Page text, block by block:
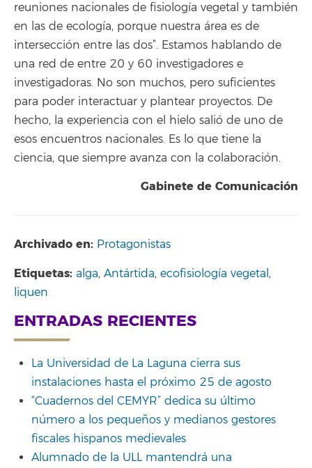
reuniones nacionales de fisiología vegetal y también
en las de ecología, porque nuestra área es de
intersección entre las dos”. Estamos hablando de
una red de entre 20 y 60 investigadores e
investigadoras. No son muchos, pero suficientes
para poder interactuar y plantear proyectos. De
hecho, la experiencia con el hielo salió de uno de
esos encuentros nacionales. Es lo que tiene la
ciencia, que siempre avanza con la colaboración.
Gabinete de Comunicación
Archivado en: Protagonistas
Etiquetas: alga, Antártida, ecofisiología vegetal ,
liquen
ENTRADAS RECIENTES
La Universidad de La Laguna cierra sus
instalaciones hasta el próximo 25 de agosto
“Cuadernos del CEMYR” dedica su último
número a los pequeños y medianos gestores
fiscales hispanos medievales
Alumnado de la ULL mantendrá una